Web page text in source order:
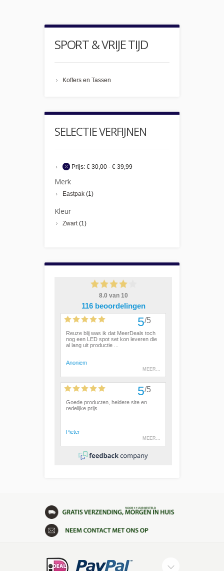
SPORT & VRIJE TIJD
Koffers en Tassen
SELECTIE VERFIJNEN
Prijs: € 30,00 - € 39,99
Merk
Eastpak (1)
Kleur
Zwart(1)